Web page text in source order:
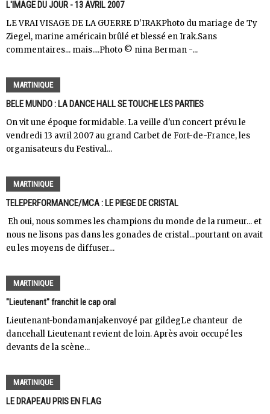
L'IMAGE DU JOUR - 13 AVRIL 2007
LE VRAI VISAGE DE LA GUERRE D'IRAKPhoto du mariage de Ty
Ziegel, marine américain brûlé et blessé en Irak.Sans
commentaires... mais....Photo © nina Berman -...
MARTINIQUE
BELE MUNDO : LA DANCE HALL SE TOUCHE LES PARTIES
On vit une époque formidable. La veille d'un concert prévu le
vendredi 13 avril 2007 au grand Carbet de Fort-de-France, les
organisateurs du Festival...
MARTINIQUE
TELEPERFORMANCE/MCA : LE PIEGE DE CRISTAL
Eh oui, nous sommes les champions du monde de la rumeur... et
nous ne lisons pas dans les gonades de cristal...pourtant on avait
eu les moyens de diffuser...
MARTINIQUE
"Lieutenant" franchit le cap oral
Lieutenant-bondamanjakenvoyé par gildegLe chanteur de
dancehall Lieutenant revient de loin. Après avoir occupé les
devants de la scène...
MARTINIQUE
LE DRAPEAU PRIS EN FLAG